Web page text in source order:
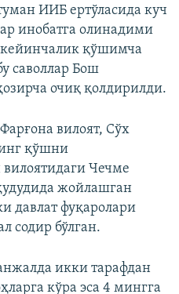
ИИБ ертўласида куч
инобатга олинадими
кейинчалик қўшимча
саволлар Бош
очиқ қолдирилди.
вилоят, Сўх
қўшни
Чечме
жойлашган
давлат фуқаролари
содир бўлган.
икки тарафдан
кўра эса 4 мингга